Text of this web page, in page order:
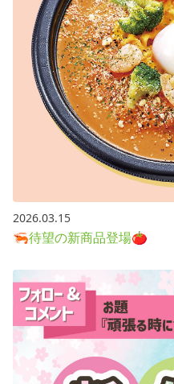
2026.03.15
🦐待望の新商品登場🍅